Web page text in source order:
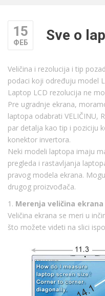
15
ФЕБ Sve o
Veličina i rezolucija i tip
podaci koji određuju model
Laptop LCD rezolucija ne
Pre ugradnje ekrana,
laptopa odabrati VELIČINU,
par detalja kao tip i poziciju
konektor invertora.
Neki modeli laptopa imaju
pregleda i rastavljanja
pravog modela ekrana.
drugog proizvođača.
1. Merenja veličina ekrana
Veličina ekrana se meri u
što možete videti na slici